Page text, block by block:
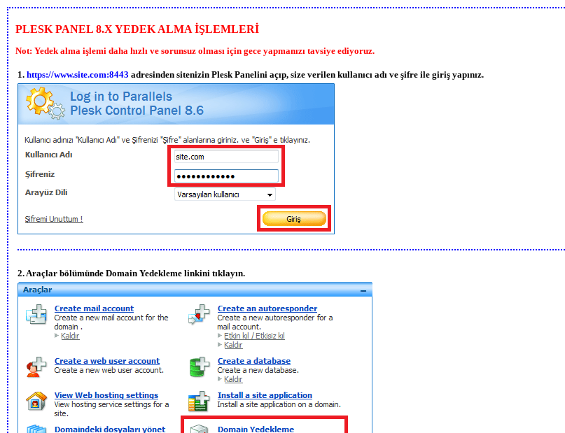
PLESK PANEL 8.X YEDEK ALMA İŞLEMLERİ
Not: Yedek alma işlemi daha hızlı ve sorunsuz olması için gece yapmanızı tavsiye ediyoruz.
1. https://www.site.com:8443 adresinden sitenizin Plesk Panelini açıp, size verilen kullanıcı adı ve şifre ile giriş yapınız.
2. Araçlar bölümünde Domain Yedekleme linkini tıklayın.